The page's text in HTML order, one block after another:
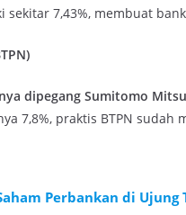
7,43%, membuat
dipegang Sumitomo
7,8%, praktis BTPN sudah
Perbankan di Ujung